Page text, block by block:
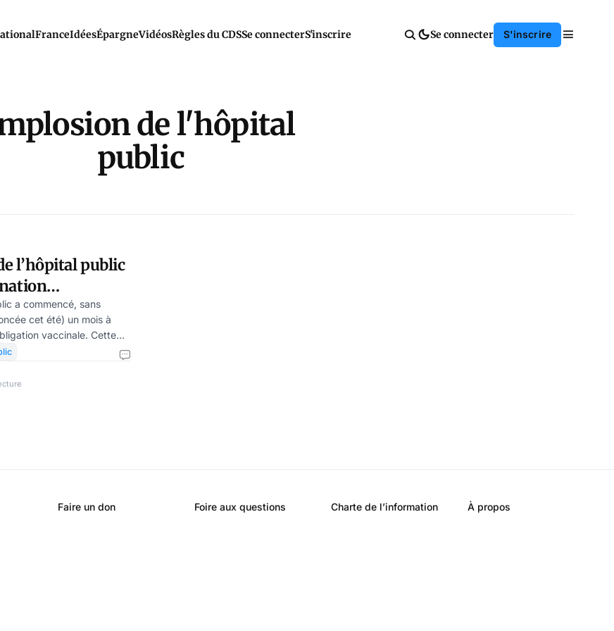
FranceIdéesÉpargneVidéosRègles du CDSSe connecterS'inscrire Se connecter S'inscrire
de l'hôpital
public
l’hôpital public
a commencé, sans
cet été) un mois à
vaccinale. Cette
délicatement posée par
mois de tensions
achève une
Faire un don Foire aux questions Charte de l’information À propos